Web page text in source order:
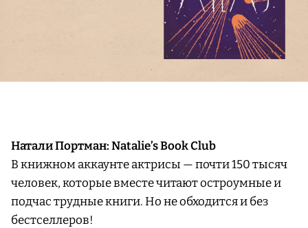
Натали Портман: Natalie’s Book Club
В книжном аккаунте актрисы — почти 150 тысяч
человек, которые вместе читают остроумные и
подчас трудные книги. Но не обходится и без
бестселлеров!